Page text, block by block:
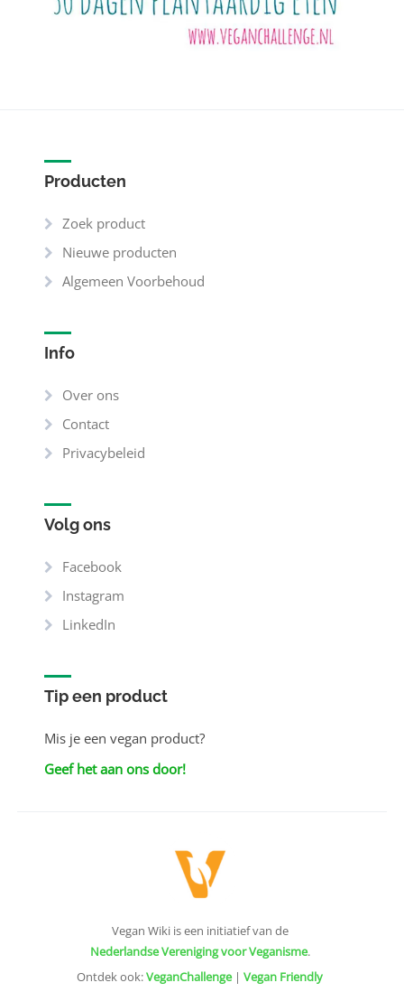
Producten
Zoek product
Nieuwe producten
Algemeen Voorbehoud
Info
Over ons
Contact
Privacybeleid
Volg ons
Facebook
Instagram
LinkedIn
Tip een product
Mis je een vegan product?
Geef het aan ons door!
Vegan Wiki is een initiatief van de
Nederlandse Vereniging voor Veganisme.
Ontdek ook:VeganChallenge| Vegan Friendly